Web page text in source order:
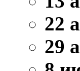
22
29